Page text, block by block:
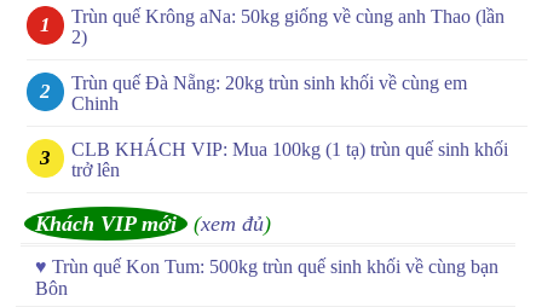
Trùn quế Krông aNa: 50kg giống về cùng anh Thao (lần
2)
Trùn quế Đà Nẵng: 20kg trùn sinh khối về cùng em
Chinh
CLB KHÁCH VIP: Mua 100kg (1 tạ) trùn quế sinh khối
trở lên
Khách VIP mới (xem đủ)
♥ Trùn quế Kon Tum: 500kg trùn quế sinh khối về cùng bạn
Bôn